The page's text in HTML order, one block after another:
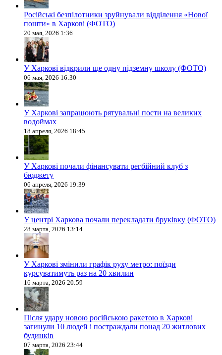
Російські безпілотники зруйнували відділення «Нової
пошти» в Харкові (ФОТО)
20 мая, 2026 1:36
У Харкові відкрили ще одну підземну школу (ФОТО)
06 мая, 2026 16:30
У Харкові запрацюють рятувальні пости на великих
водоймах
18 апреля, 2026 18:45
У Харкові почали фінансувати регбійний клуб з
бюджету
06 апреля, 2026 19:39
У центрі Харкова почали перекладати бруківку (ФОТО)
28 марта, 2026 13:14
У Харкові змінили графік руху метро: поїзди
курсуватимуть раз на 20 хвилин
16 марта, 2026 20:59
Після удару новою російською ракетою в Харкові
загинули 10 людей і постраждали понад 20 житлових
будинків
07 марта, 2026 23:44